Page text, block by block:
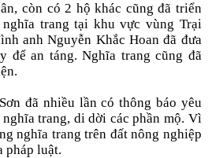
còn có 2 hộ khác cũng đã triển
trang tại khu vực vùng Trại
anh Nguyễn Khắc Hoan đã đưa
để an táng. Nghĩa trang cũng đã
đã nhiều lần có thông báo yêu
trang, di dời các phần mộ. Vì
nghĩa trang trên đất nông nghiệp
pháp luật.